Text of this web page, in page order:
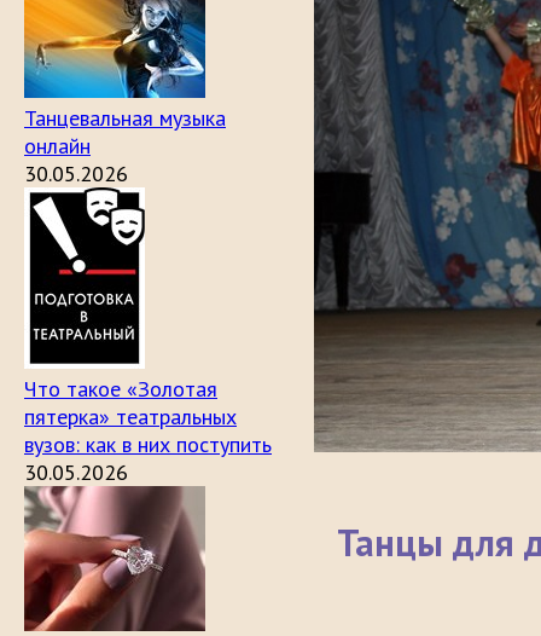
Танцевальная музыка
онлайн
30.05.2026
Что такое «Золотая
пятерка» театральных
вузов: как в них поступить
30.05.2026
Танцы для